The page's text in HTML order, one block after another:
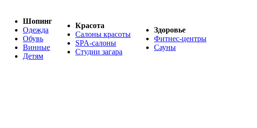
Шопинг
Одежда
Обувь
Винные
Детям
Красота
Салоны красоты
SPA-салоны
Студии загара
Здоровье
Фитнес-центры
Сауны